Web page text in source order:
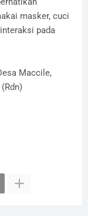
masker, cuci
pada
Maccile,